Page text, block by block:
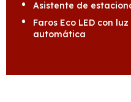
Asistente de
Faros Eco LED con
automática